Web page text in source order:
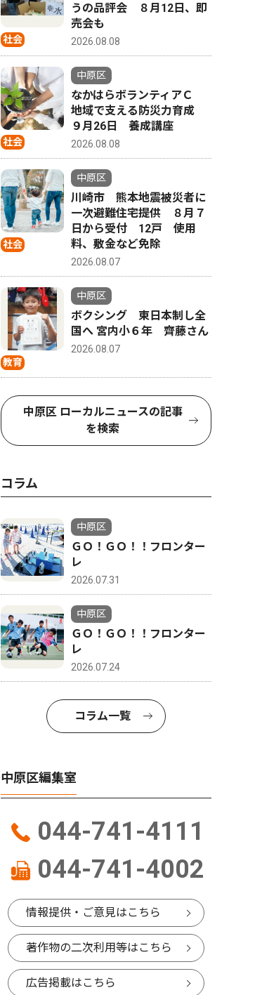
4
文化
市民館で夏まつり ８月８
日 打ち水も
社会
うの品評会 ８月12日、即
売会も
2026.08.08
社会
中原区
なかはらボランティアＣ
地域で支える防災力育成
９月26日 養成講座
2026.08.08
社会
中原区
川崎市 熊本地震被災者に
一次避難住宅提供 ８月７
日から受付 12戸 使用
料、敷金など免除
2026.08.07
教育
中原区
ボクシング 東日本制し全
国へ 宮内小６年 齊藤さん
2026.08.07
中原区 ローカルニュースの記事
を検索
コラム
中原区
ＧＯ！ＧＯ！！フロンター
レ
2026.07.31
中原区
ＧＯ！ＧＯ！！フロンター
レ
2026.07.24
コラム一覧
中原区編集室
044-741-4111
044-741-4002
情報提供・ご意見はこちら
著作物の二次利用等はこちら
広告掲載はこちら